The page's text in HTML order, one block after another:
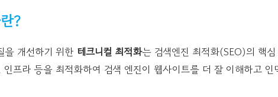
?
을 개선하기 위한 테크니컬 최적화는 검색엔진 최적화(SEO)의 핵
프라 등을 최적화하여 검색 엔진이 웹사이트를 더 잘 이해하고